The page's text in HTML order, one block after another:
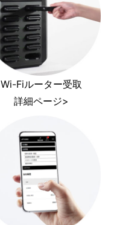
Wi-Fiルーター受取
詳細ページ>